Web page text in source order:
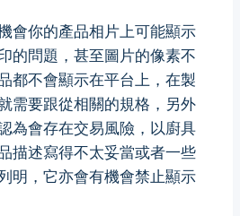
會你的產品相片上可能顯示
的問題，甚至圖片的像素不
都不會顯示在平台上，在製
需要跟從相關的規格，另外
為會存在交易風險，以廚具
描述寫得不太妥當或者一些
明，它亦會有機會禁止顯示